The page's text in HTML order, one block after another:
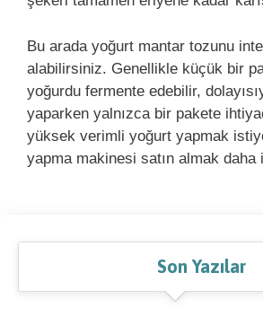
Bu arada yoğurt mantar tozunu
alabilirsiniz. Genellikle küçük bir
yoğurdu fermente edebilir,
yaparken yalnızca bir pakete
yüksek verimli yoğurt yapmak
yapma makinesi satın almak daha
Son Yazılar